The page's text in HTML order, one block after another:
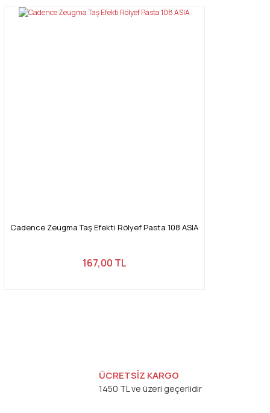
Cadence Zeugma Taş Efekti Rölyef Pasta 108 ASIA
167,00 TL
ÜCRETSİZ KARGO
1450 TL ve üzeri geçerlidir